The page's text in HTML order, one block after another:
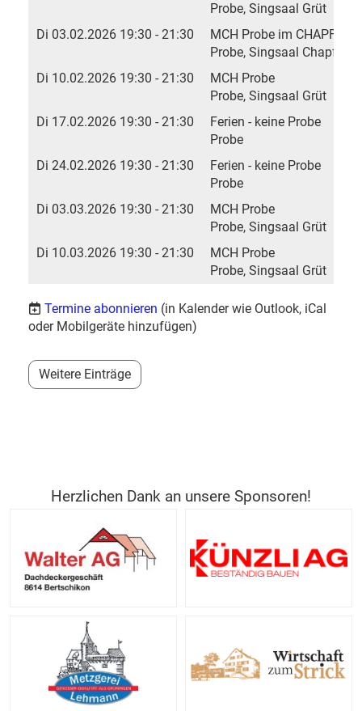
Probe, Singsaal Grüt
Di 03.02.2026 19:30 - 21:30
MCH Probe im CHAPF
Probe, Singsaal Chapf
Di 10.02.2026 19:30 - 21:30
MCH Probe
Probe, Singsaal Grüt
Di 17.02.2026 19:30 - 21:30
Ferien - keine Probe
Probe
Di 24.02.2026 19:30 - 21:30
Ferien - keine Probe
Probe
Di 03.03.2026 19:30 - 21:30
MCH Probe
Probe, Singsaal Grüt
Di 10.03.2026 19:30 - 21:30
MCH Probe
Probe, Singsaal Grüt
Termine abonnieren (in Kalender wie Outlook, iCal
oder Mobilgeräte hinzufügen)
Weitere Einträge
Herzlichen Dank an unsere Sponsoren!